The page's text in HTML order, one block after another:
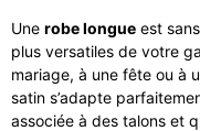
Une robe longue est
plus versatiles de votre
mariage, à une fête ou à
satin s’adapte
associée à des talons et